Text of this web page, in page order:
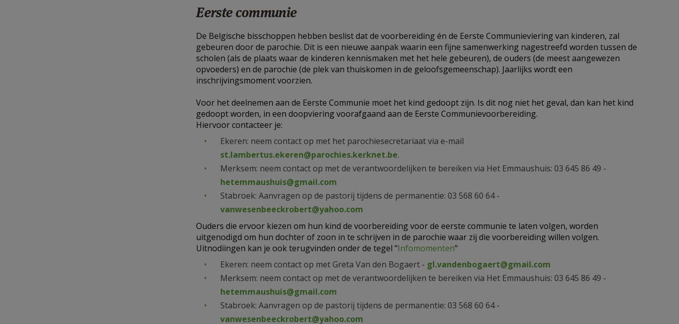
Eerste communie
De Belgische bisschoppen hebben beslist dat de voorbereiding én de Eerste Communieviering van kinderen, zal
gebeuren door de parochie. Dit is een nieuwe aanpak waarin een fijne samenwerking nagestreefd worden tussen de
scholen (als de plaats waar de kinderen kennismaken met het hele gebeuren), de ouders (de meest aangewezen
opvoeders) en de parochie (de plek van thuiskomen in de geloofsgemeenschap). Jaarlijks wordt een
inschrijvingsmoment voorzien.
Voor het deelnemen aan de Eerste Communie moet het kind gedoopt zijn. Is dit nog niet het geval, dan kan het kind
gedoopt worden, in een doopviering voorafgaand aan de Eerste Communievoorbereiding.
Hiervoor contacteer je:
Ekeren: neem contact op met het parochiesecretariaat via e-mail
st.lambertus.ekeren@parochies.kerknet.be.
Merksem: neem contact op met de verantwoordelijken te bereiken via Het Emmaushuis: 03 645 86 49 -
hetemmaushuis@gmail.com
Stabroek: Aanvragen op de pastorij tijdens de permanentie: 03 568 60 64 -
vanwesenbeeckrobert@yahoo.com
Ouders die ervoor kiezen om hun kind de voorbereiding voor de eerste communie te laten volgen, worden
uitgenodigd om hun dochter of zoon in te schrijven in de parochie waar zij die voorbereiding willen volgen.
Uitnodiingen kan je ook terugvinden onder de tegel "Infomomenten"
Ekeren: neem contact op met Greta Van den Bogaert - gl.vandenbogaert@gmail.com
Merksem: neem contact op met de verantwoordelijken te bereiken via Het Emmaushuis: 03 645 86 49 -
hetemmaushuis@gmail.com
Stabroek: Aanvragen op de pastorij tijdens de permanentie: 03 568 60 64 -
vanwesenbeeckrobert@yahoo.com